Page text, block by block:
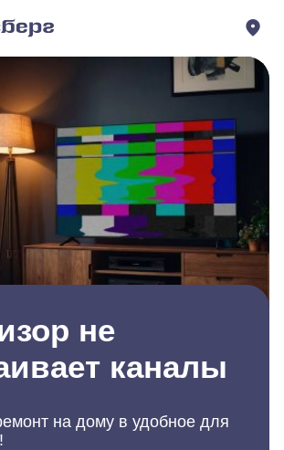
не
каналы
на дому в удобное для